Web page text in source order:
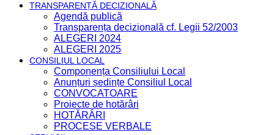
TRANSPARENȚĂ DECIZIONALĂ
Agendă publică
Transparența decizională cf. Legii 52/2003
ALEGERI 2024
ALEGERI 2025
CONSILIUL LOCAL
Componența Consiliului Local
Anunțuri ședințe Consiliul Local
CONVOCATOARE
Proiecte de hotărâri
HOTĂRÂRI
PROCESE VERBALE